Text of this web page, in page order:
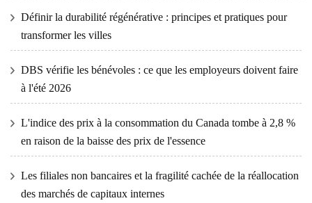
Définir la durabilité régénérative : principes et pratiques pour
transformer les villes
DBS vérifie les bénévoles : ce que les employeurs doivent faire
à l'été 2026
L'indice des prix à la consommation du Canada tombe à 2,8 %
en raison de la baisse des prix de l'essence
Les filiales non bancaires et la fragilité cachée de la réallocation
des marchés de capitaux internes